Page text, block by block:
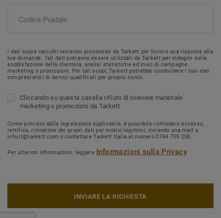
I dati sopra raccolti verranno processati da Tarkett per fornire una risposta alla
tue domande. Tali dati potranno essere utilizzati da Tarkett per indagini sulla
soddisfazione della clientela, analisi statistiche ed invio di campagne
marketing o promozioni. Per tali scopi, Tarkett potrebbe condividere i tuoi dati
con prestatori di servizi qualificati per proprio conto.
Cliccando su questa casella rifiuto di ricevere materiale
marketing o promozioni da Tarkett
Come previsto dalla legislazione applicabile, è possibile richiedere accesso,
rettifica, rimozione dei propri dati per motivi legittimi, inviando una mail a
info.it@tarkett.com o contattare Tarkett Italia al numero 0744 755 258.
Per ulteriori informazioni: leggere Informazioni sulla Privacy
INVIARE LA RICHIESTA